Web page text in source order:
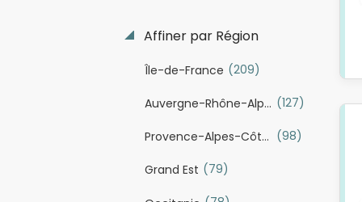
Affiner par Région
Île-de-France (209)
Auvergne-Rhône-Alpes (127)
Provence-Alpes-Côte d'Azur (98)
Grand Est (79)